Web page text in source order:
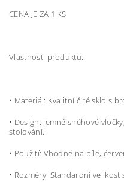
CENA JE ZA 1 KS
Vlastnosti produktu:
• Materiál: Kvalitní čiré sklo s
• Design: Jemné sněhové
stolování.
• Použití: Vhodné na bílé,
• Rozměry: Standardní velikost